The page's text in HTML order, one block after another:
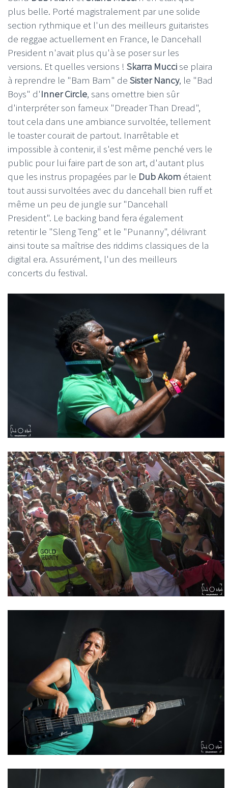
plus belle. Porté magistralement par une solide
section rythmique et l'un des meilleurs guitaristes
de reggae actuellement en France, le Dancehall
President n'avait plus qu'à se poser sur les
versions. Et quelles versions ! Skarra Muccise plaira
à reprendre le "Bam Bam" de Sister Nancy, le "Bad
Boys" d'Inner Circle, sans omettre bien sûr
d'interpréter son fameux "Dreader Than Dread",
tout cela dans une ambiance survoltée, tellement
le toaster courait de partout. Inarrêtable et
impossible à contenir, il s'est même penché vers le
public pour lui faire part de son art, d'autant plus
que les instrus propagées par le Dub Akom étaient
tout aussi survoltées avec du dancehall bien ruff et
même un peu de jungle sur "Dancehall
President". Le backing band fera également
retentir le "Sleng Teng" et le "Punanny", délivrant
ainsi toute sa maîtrise des riddims classiques de la
digital era. Assurément, l'un des meilleurs
concerts du festival.